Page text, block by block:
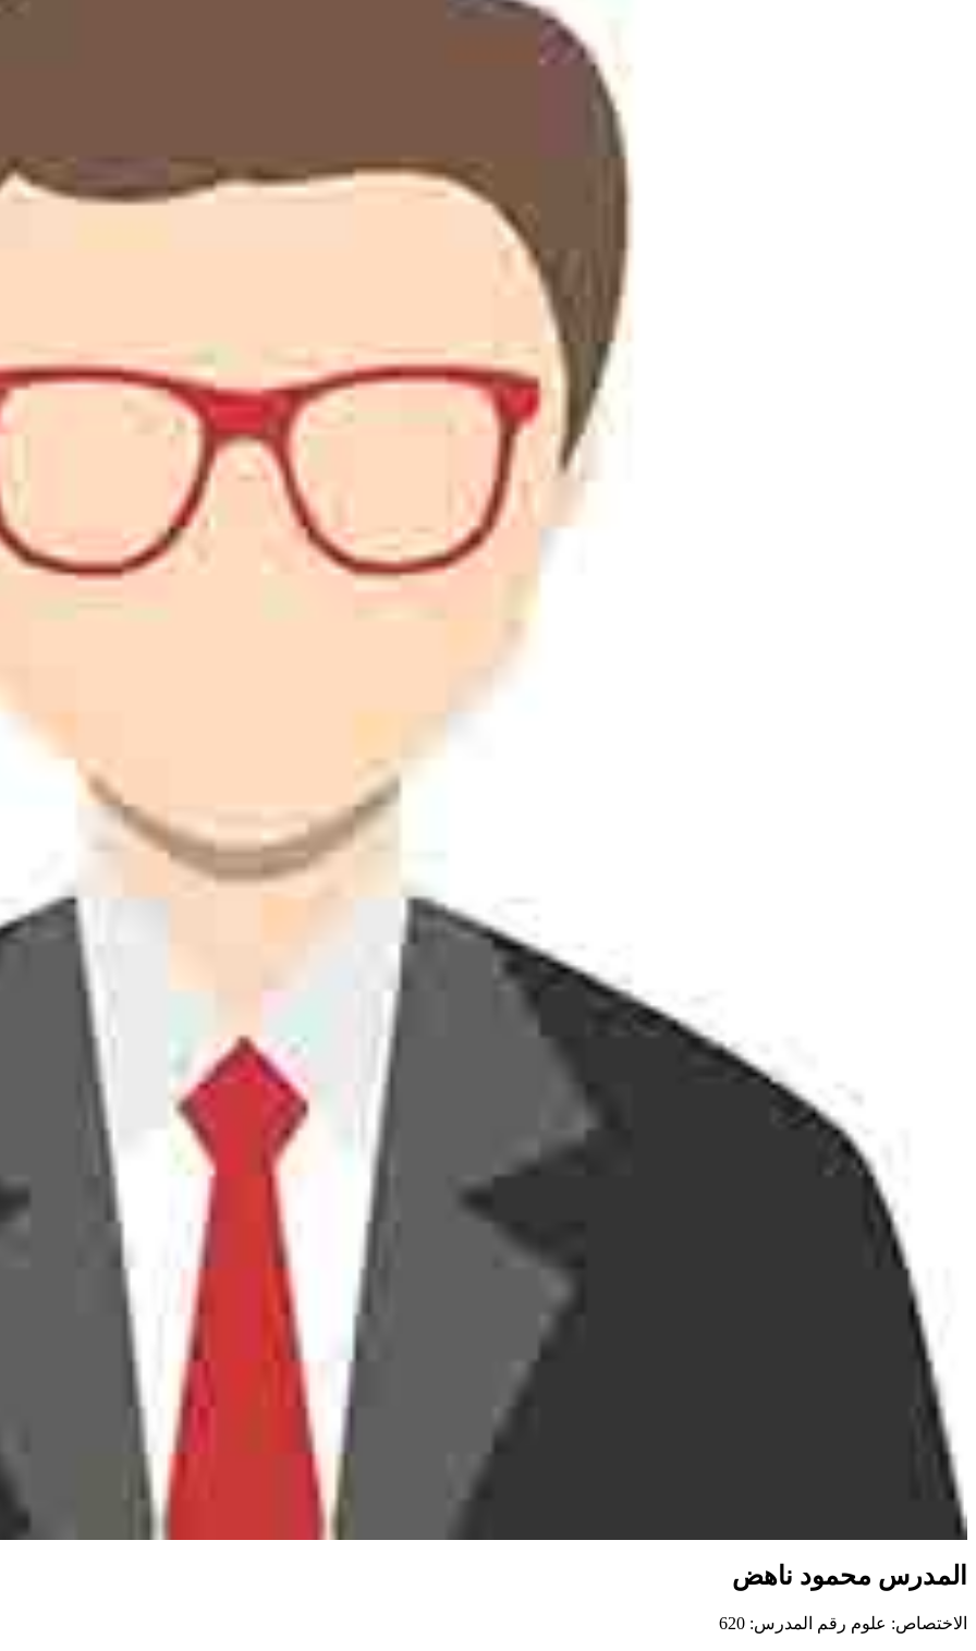
المدرس محمود ناهض
الاختصاص: علوم رقم المدرس: 620